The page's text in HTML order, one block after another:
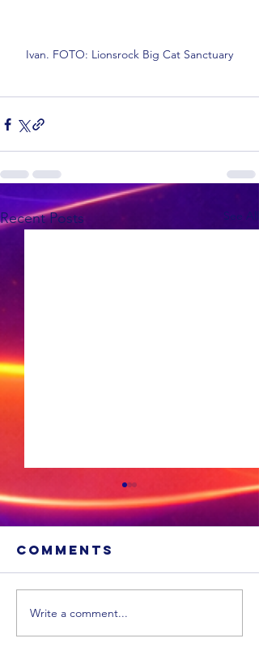
Ivan. FOTO: Lionsrock Big Cat Sanctuary
Recent Posts See All
'n Suid-
Afrikaanse
Comments
Write a comment...